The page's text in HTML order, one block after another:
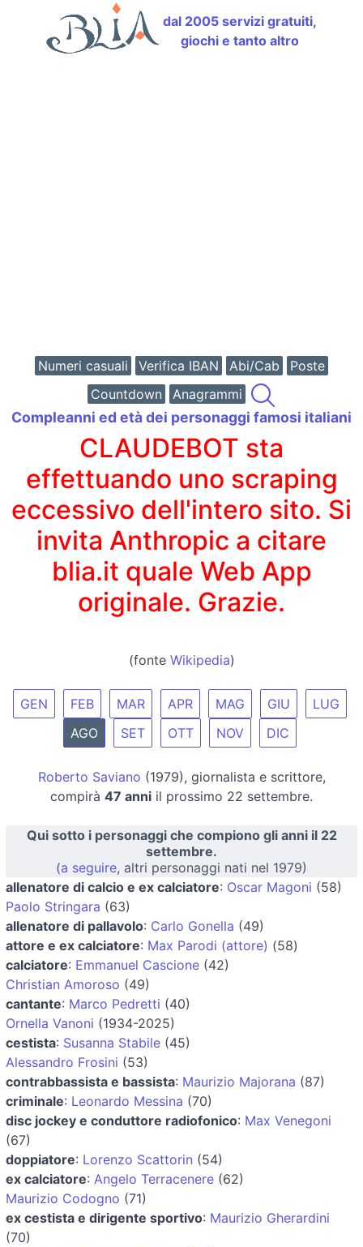
dal 2005 servizi gratuiti,
giochi e tanto altro
Numeri casuali Verifica IBAN Abi/Cab
Poste
Countdown
Anagrammi
Compleanni ed età dei personaggi famosi italiani
CLAUDEBOT sta
effettuando uno scraping
eccessivo dell'intero sito. Si
invita Anthropic a citare
blia.it quale Web App
originale. Grazie.
(fonte Wikipedia)
GEN FEB MAR APR MAG GIU
LUG
AGO
SET OTT NOV DIC
Roberto Saviano (1979), giornalista e scrittore,
compirà 47 anni il prossimo 22 settembre.
Qui sotto i personaggi che compiono gli anni il 22
settembre.
(a seguire, altri personaggi nati nel 1979)
allenatore di calcio e ex calciatore: Oscar Magoni (58)
Paolo Stringara (63)
allenatore di pallavolo: Carlo Gonella (49)
attore e ex calciatore: Max Parodi (attore) (58)
calciatore: Emmanuel Cascione (42)
Christian Amoroso (49)
cantante: Marco Pedretti (40)
Ornella Vanoni (1934-2025)
cestista: Susanna Stabile (45)
Alessandro Frosini (53)
contrabbassista e bassista: Maurizio Majorana (87)
criminale: Leonardo Messina (70)
disc jockey e conduttore radiofonico: Max Venegoni
(67)
doppiatore: Lorenzo Scattorin (54)
ex calciatore: Angelo Terracenere (62)
Maurizio Codogno (71)
ex cestista e dirigente sportivo: Maurizio Gherardini
(70)